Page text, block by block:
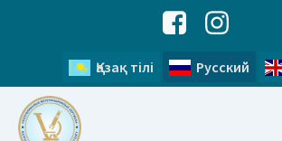
Қазақ тілі Русский